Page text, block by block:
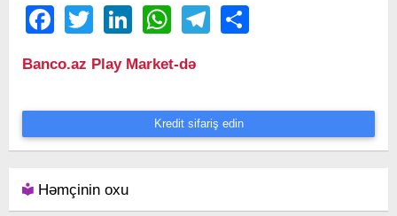
FacebookTwitter LinkedIn WhatsAppTelegram
Banco.az Play Market-də
Kredit sifariş edin
Həmçinin oxu